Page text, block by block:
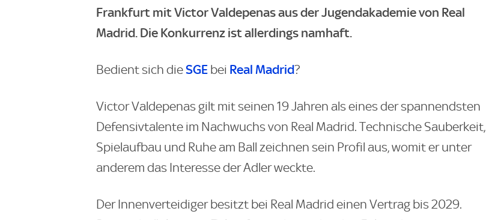
Frankfurt mit Victor Valdepenas aus der Jugendakademie von Real
Madrid. Die Konkurrenz ist allerdings namhaft.
Bedient sich dieSGE bei Real Madrid?
Victor Valdepenas gilt mit seinen 19 Jahren als eines der spannendsten
Defensivtalente im Nachwuchs von Real Madrid. Technische Sauberkeit,
Spielaufbau und Ruhe am Ball zeichnen sein Profil aus, womit er unter
anderem das Interesse der Adler weckte.
Der Innenverteidiger besitzt bei Real Madrid einen Vertrag bis 2029.